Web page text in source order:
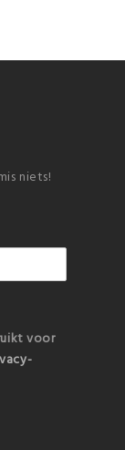
niets!
voor